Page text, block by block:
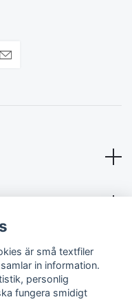
är små textfiler
in information.
personlig
fungera smidigt